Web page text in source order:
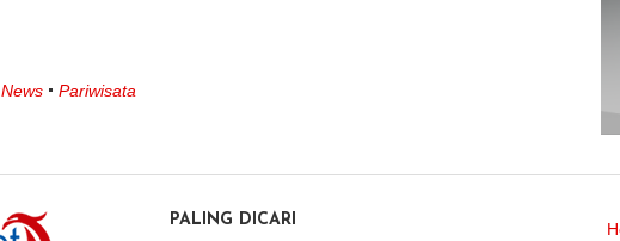
News Pariwisata
PALING DICARI